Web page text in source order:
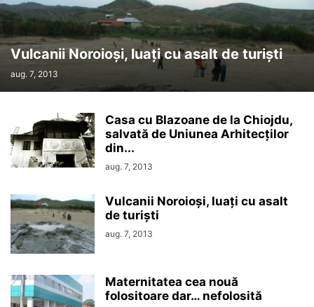
Vulcanii Noroioşi, luaţi cu asalt de turişti
aug. 7, 2013
Casa cu Blazoane de la Chiojdu,
salvată de Uniunea Arhitecţilor
din...
aug. 7, 2013
Vulcanii Noroioşi, luaţi cu asalt
de turişti
aug. 7, 2013
Maternitatea cea nouă
folositoare dar… nefolosită